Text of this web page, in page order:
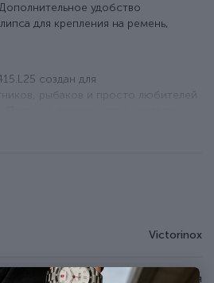
удобство
для крепления на ремень,
создан для
рыбаков и просто любителей
долговечность, делая
Victorinox
Швейцария